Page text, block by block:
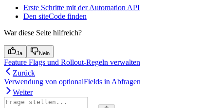
Erste Schritte mit der Automation API
Den siteCode finden
War diese Seite hilfreich?
Ja Nein
Feature Flags und Rollout-Regeln verwalten
Zurück
Verwendung von optionalFields in Abfragen
Weiter